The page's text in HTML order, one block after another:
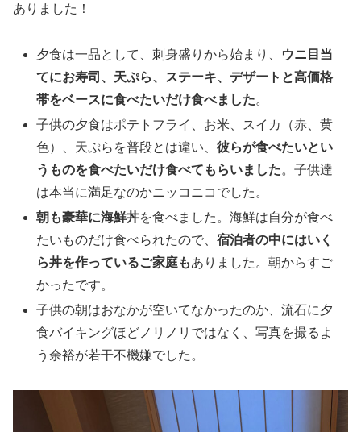
ありました！
夕食は一品として、刺身盛りから始まり、
ウニ目当
てにお寿司、天ぷら、ステーキ、デザートと高価格
帯をベースに食べたいだけ食べました。
子供の夕食はポテトフライ、お米、スイカ（赤、黄
色）、天ぷらを普段とは違い、彼らが食べたいとい
うものを食べたいだけ食べてもらいました。子供達
は本当に満足なのかニッコニコでした。
朝も豪華に海鮮丼を食べました。海鮮は自分が食べ
たいものだけ食べられたので、宿泊者の中にはいく
ら丼を作っているご家庭もありました。朝からすご
かったです。
子供の朝はおなかが空いてなかったのか、流石に夕
食バイキングほどノリノリではなく、写真を撮るよ
う余裕が若干不機嫌でした。